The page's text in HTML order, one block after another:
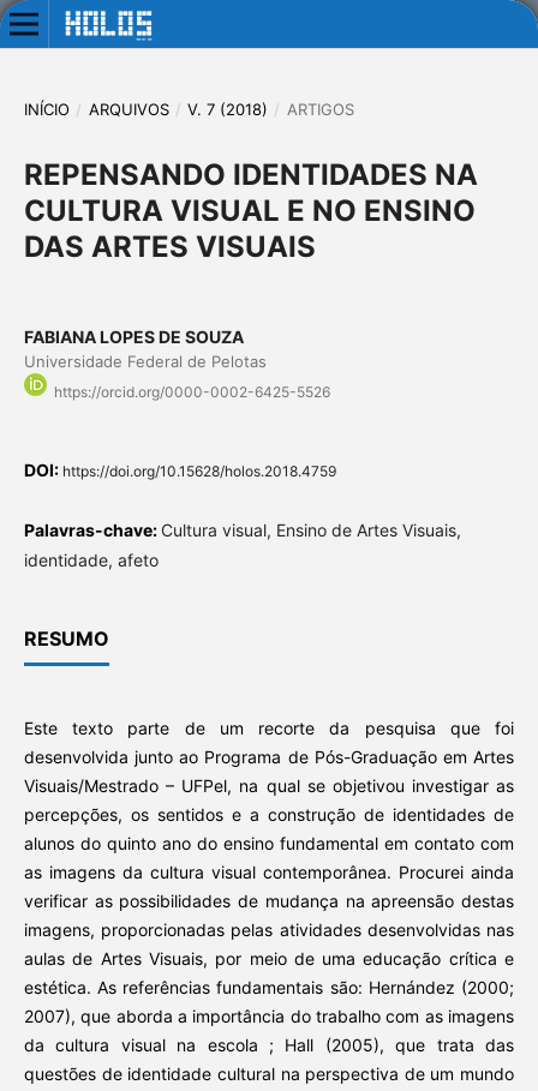
INÍCIO / ARQUIVOS / V. 7 (2018) / ARTIGOS
REPENSANDO IDENTIDADES NA
CULTURA VISUAL E NO ENSINO
DAS ARTES VISUAIS
FABIANA LOPES DE SOUZA
Universidade Federal de Pelotas
https://orcid.org/0000-0002-6425-5526
DOI: https://doi.org/10.15628/holos.2018.4759
Palavras-chave: Cultura visual, Ensino de Artes Visuais,
identidade, afeto
RESUMO
Este texto parte de um recorte da pesquisa que foi
desenvolvida junto ao Programa de Pós-Graduação em Artes
Visuais/Mestrado – UFPel, na qual se objetivou investigar as
percepções, os sentidos e a construção de identidades de
alunos do quinto ano do ensino fundamental em contato com
as imagens da cultura visual contemporânea. Procurei ainda
verificar as possibilidades de mudança na apreensão destas
imagens, proporcionadas pelas atividades desenvolvidas nas
aulas de Artes Visuais, por meio de uma educação crítica e
estética. As referências fundamentais são: Hernández (2000;
2007), que aborda a importância do trabalho com as imagens
da cultura visual na escola ; Hall (2005), que trata das
questões de identidade cultural na perspectiva de um mundo